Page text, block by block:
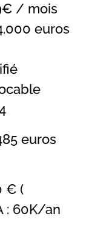
/ mois
euros
euros
€ (
: 60K/an